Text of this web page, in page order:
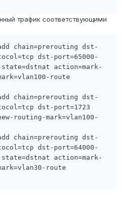
трафик соответствующими
chain=prerouting dst-
dst-port=65000-
action=mark-
route
chain=prerouting dst-
dst-port=1723
routing-mark=vlan100-
chain=prerouting dst-
dst-port=64000-
action=mark-
route